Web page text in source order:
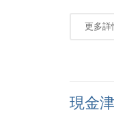
更多詳
現金